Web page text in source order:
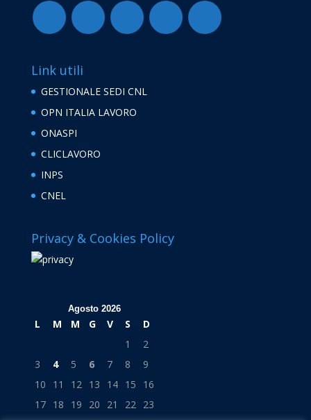
Link utili
GESTIONALE SEDI CNL
OPN ITALIA LAVORO
ONASPI
CLICLAVORO
INPS
CNEL
Privacy & Cookies Policy
Agosto 2026
L M M G V S
D
1
2
3
4 5 6 7 8
9
10
11 12 13 14 15
16
17 18 19 20 21 22
23